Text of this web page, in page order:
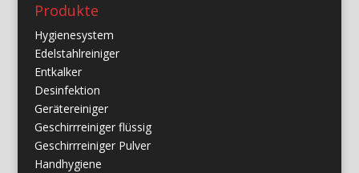
Produkte
Hygienesystem
Edelstahlreiniger
Entkalker
Desinfektion
Gerätereiniger
Geschirrreiniger flüssig
Geschirrreiniger Pulver
Handhygiene